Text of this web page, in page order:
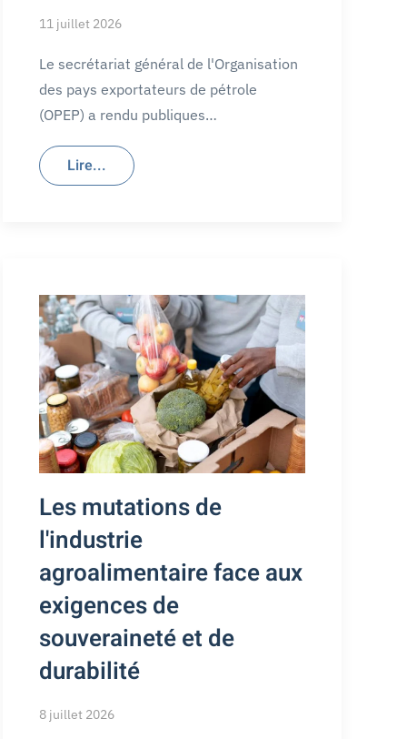
11 juillet 2026
Le secrétariat général de l'Organisation
des pays exportateurs de pétrole
(OPEP) a rendu publiques…
Lire...
Les mutations de
l'industrie
agroalimentaire face aux
exigences de
souveraineté et de
durabilité
8 juillet 2026